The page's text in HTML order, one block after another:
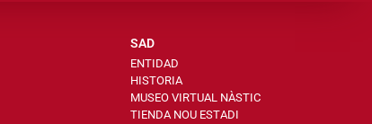
SAD
ENTIDAD
HISTORIA
MUSEO VIRTUAL NÀSTIC
TIENDA NOU ESTADI